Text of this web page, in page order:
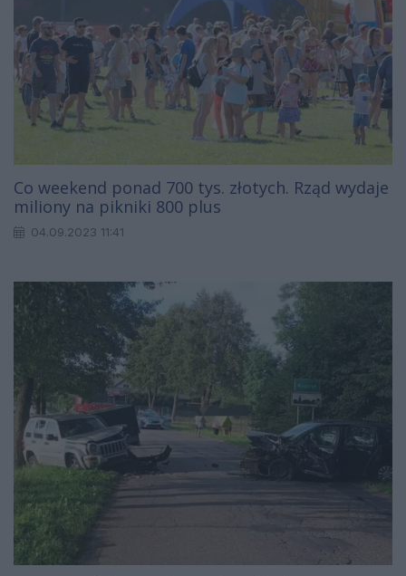
Co weekend ponad 700 tys. złotych. Rząd wydaje
miliony na pikniki 800 plus
04.09.2023 11:41